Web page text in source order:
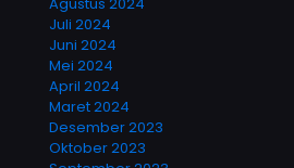
Juli 2024
Juni 2024
Mei 2024
April 2024
Maret 2024
Desember 2023
Oktober 2023